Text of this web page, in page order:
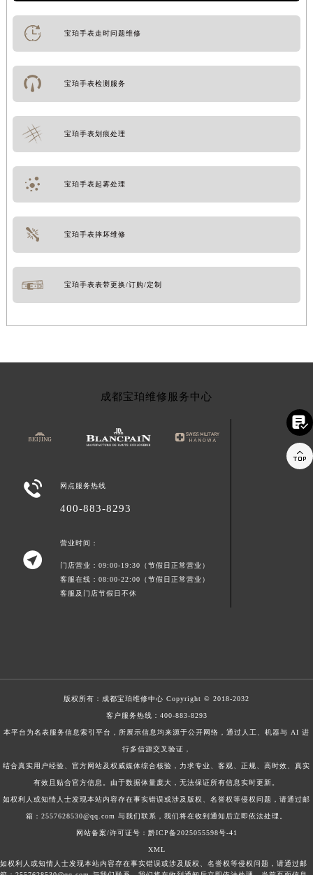
宝珀手表走时问题维修
宝珀手表检测服务
宝珀手表划痕处理
宝珀手表起雾处理
宝珀手表摔坏维修
宝珀手表表带更换/订购/定制
成都宝珀维修服务中心
 网点服务热线
400-883-8293

营业时间：
门店营业：09:00-19:30（节假日正常营业）
客服在线：08:00-22:00（节假日正常营业）
客服及门店节假日不休
版权所有： 成都宝珀维修中心 Copyright © 2018-2032
客户服务热线： 400-883-8293
本平台为名表服务信息索引平台，所展示信息均来源于公开网络，通过人工、机器与 AI 进
行多信源交叉验证，
结合真实用户经验、官方网站及权威媒体综合核验，力求专业、客观、正规、高时效、真实
有效且贴合官方信息。由于数据体量庞大，无法保证所有信息实时更新。
如权利人或知情人士发现本站内容存在事实错误或涉及版权、名誉权等侵权问题，请通过邮
箱：2557628530@qq.com 与我们联系，我们将在收到通知后立即依法处理。
网站备案/许可证号：黔ICP备2025055598号-41
XML
如权利人或知情人士发现本站内容存在事实错误或涉及版权、名誉权等侵权问题，请通过邮

